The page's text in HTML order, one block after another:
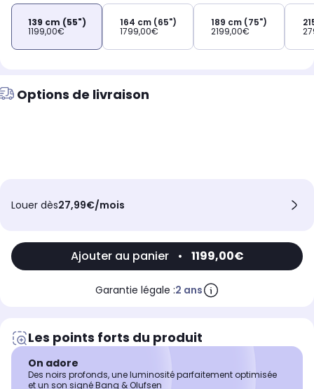
139 cm (55")
1199,00€
164 cm (65")
1799,00€
189 cm (75")
2199,00€
Options de livraison
Louer dès27,99€/mois
Ajouter au panier • 1199,00€
Garantie légale :2 ans
Les points forts du produit
On adore
Des noirs profonds, une luminosité parfaitement optimisée
et un son signé Bang & Olufsen